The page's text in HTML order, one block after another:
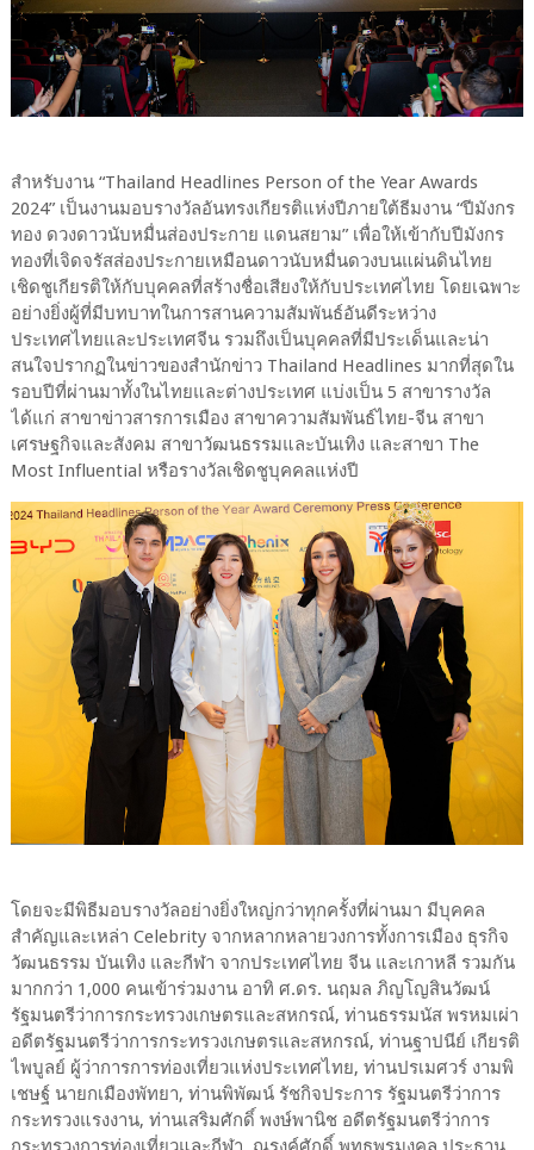
สำหรับงาน “Thailand Headlines Person of the Year Awards
2024” เป็นงานมอบรางวัลอันทรงเกียรติแห่งปีภายใต้ธีมงาน “ปีมังกร
ทอง ดวงดาวนับหมื่นส่องประกาย แดนสยาม” เพื่อให้เข้ากับปีมังกร
ทองที่เจิดจรัสส่องประกายเหมือนดาวนับหมื่นดวงบนแผ่นดินไทย
เชิดชูเกียรติให้กับบุคคลที่สร้างชื่อเสียงให้กับประเทศไทย โดยเฉพาะ
อย่างยิ่งผู้ที่มีบทบาทในการสานความสัมพันธ์อันดีระหว่าง
ประเทศไทยและประเทศจีน รวมถึงเป็นบุคคลที่มีประเด็นและน่า
สนใจปรากฏในข่าวของสำนักข่าว Thailand Headlines มากที่สุดใน
รอบปีที่ผ่านมาทั้งในไทยและต่างประเทศ แบ่งเป็น 5 สาขารางวัล
ได้แก่ สาขาข่าวสารการเมือง สาขาความสัมพันธ์ไทย-จีน สาขา
เศรษฐกิจและสังคม สาขาวัฒนธรรมและบันเทิง และสาขา The
Most Influential หรือรางวัลเชิดชูบุคคลแห่งปี
โดยจะมีพิธีมอบรางวัลอย่างยิ่งใหญ่กว่าทุกครั้งที่ผ่านมา มีบุคคล
สำคัญและเหล่า Celebrity จากหลากหลายวงการทั้งการเมือง ธุรกิจ
วัฒนธรรม บันเทิง และกีฬา จากประเทศไทย จีน และเกาหลี รวมกัน
มากกว่า 1,000 คนเข้าร่วมงาน อาทิ ศ.ดร. นฤมล ภิญโญสินวัฒน์
รัฐมนตรีว่าการกระทรวงเกษตรและสหกรณ์, ท่านธรรมนัส พรหมเผ่า
อดีตรัฐมนตรีว่าการกระทรวงเกษตรและสหกรณ์, ท่านฐาปนีย์ เกียรติ
ไพบูลย์ ผู้ว่าการการท่องเที่ยวแห่งประเทศไทย, ท่านปรเมศวร์ งามพิ
เชษฐ์ นายกเมืองพัทยา, ท่านพิพัฒน์ รัชกิจประการ รัฐมนตรีว่าการ
กระทรวงแรงงาน, ท่านเสริมศักดิ์ พงษ์พานิช อดีตรัฐมนตรีว่าการ